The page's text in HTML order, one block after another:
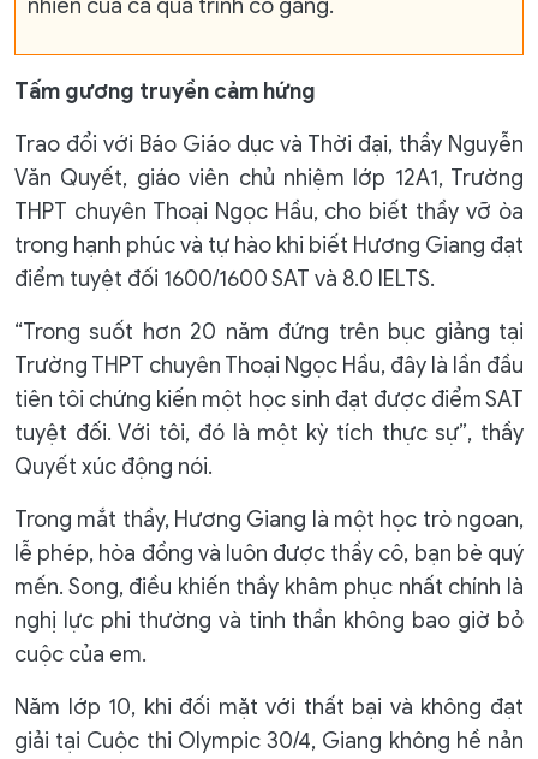
nhiên của cả quá trình cố gắng.
Tấm gương truyền cảm hứng
Trao đổi với Báo Giáo dục và Thời đại, thầy Nguyễn
Văn Quyết, giáo viên chủ nhiệm lớp 12A1, Trường
THPT chuyên Thoại Ngọc Hầu, cho biết thầy vỡ òa
trong hạnh phúc và tự hào khi biết Hương Giang đạt
điểm tuyệt đối 1600/1600 SAT và 8.0 IELTS.
“Trong suốt hơn 20 năm đứng trên bục giảng tại
Trường THPT chuyên Thoại Ngọc Hầu, đây là lần đầu
tiên tôi chứng kiến một học sinh đạt được điểm SAT
tuyệt đối. Với tôi, đó là một kỳ tích thực sự”, thầy
Quyết xúc động nói.
Trong mắt thầy, Hương Giang là một học trò ngoan,
lễ phép, hòa đồng và luôn được thầy cô, bạn bè quý
mến. Song, điều khiến thầy khâm phục nhất chính là
nghị lực phi thường và tinh thần không bao giờ bỏ
cuộc của em.
Năm lớp 10, khi đối mặt với thất bại và không đạt
giải tại Cuộc thi Olympic 30/4, Giang không hề nản